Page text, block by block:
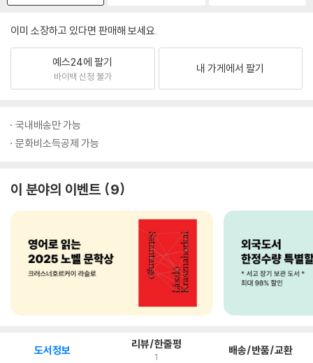
이미 소장하고 있다면 판매해 보세요.
예스24에 팔기
바이백 신청 불가
내 가게에서 팔기
국내배송만 가능
문화비소득공제 가능
이 분야의 이벤트 9
도서정보 리뷰/한줄평
1 배송/반품/교환